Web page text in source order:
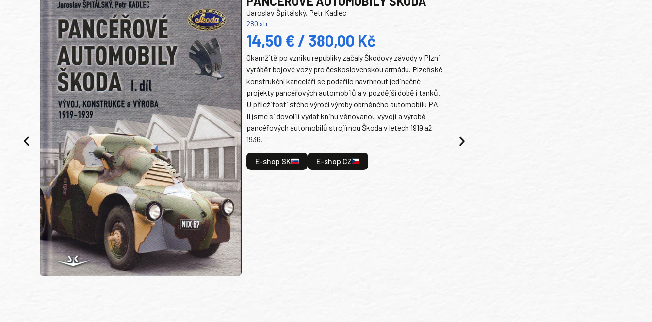
Jaroslav Špitálský, Petr Kadlec
280 str.
14,50 € / 380,00 Kč
Okamžitě po vzniku republiky začaly Škodovy závody v Plzni
vyrábět bojové vozy pro československou armádu. Plzeňské
konstrukční kanceláři se podařilo navrhnout jedinečné
projekty pancéřových automobilů a v pozdější době i tanků.
U příležitosti stého výročí výroby obrněného automobilu PA-
II jsme si dovolili vydat knihu věnovanou vývoji a výrobě
pancéřových automobilů strojírnou Škoda v letech 1919 až
1936.
E-shop SK E-shop CZ